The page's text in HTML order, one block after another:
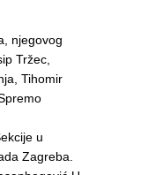
njegovog
Tržec,
Tihomir
u
Zagreba.